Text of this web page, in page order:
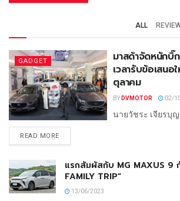
ALL
GADGET
มาสด้าจัดหนักบิ๊
เวลารับข้อเสน
ตุลาคม
BY DVMOTOR 02/
นายวัชระ เจียรบุญ
READ MORE
แรกสัมผัสกับ MG MAXUS 9
FAMILY TRIP”
13/06/2023